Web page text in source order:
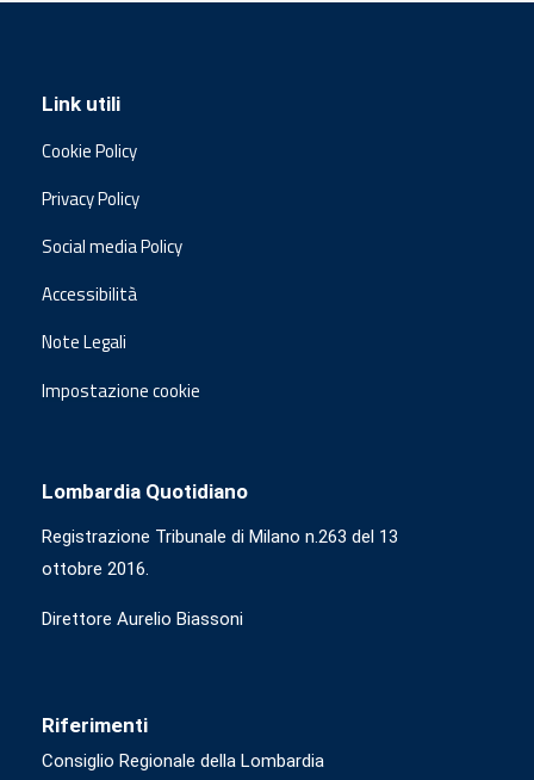
Link utili
Cookie Policy
Privacy Policy
Social media Policy
Accessibilità
Note Legali
Impostazione cookie
Lombardia Quotidiano
Registrazione Tribunale di Milano n.263 del 13
ottobre 2016.
Direttore Aurelio Biassoni
Riferimenti
Consiglio Regionale della Lombardia